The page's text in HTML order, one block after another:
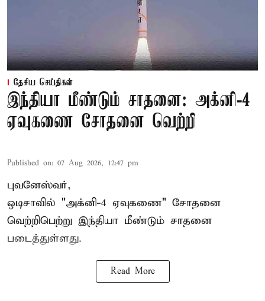
தேசிய செய்திகள்
இந்தியா மீண்டும் சாதனை: அக்னி-4
ஏவுகணை சோதனை வெற்றி
Published on: 07 Aug 2026, 12:47 pm
புவனேஸ்வர்,
ஒடிசாவில் "அக்னி-4 ஏவுகணை" சோதனை
வெற்றிபெற்று இந்தியா மீண்டும் சாதனை
படைத்துள்ளது.
Read More